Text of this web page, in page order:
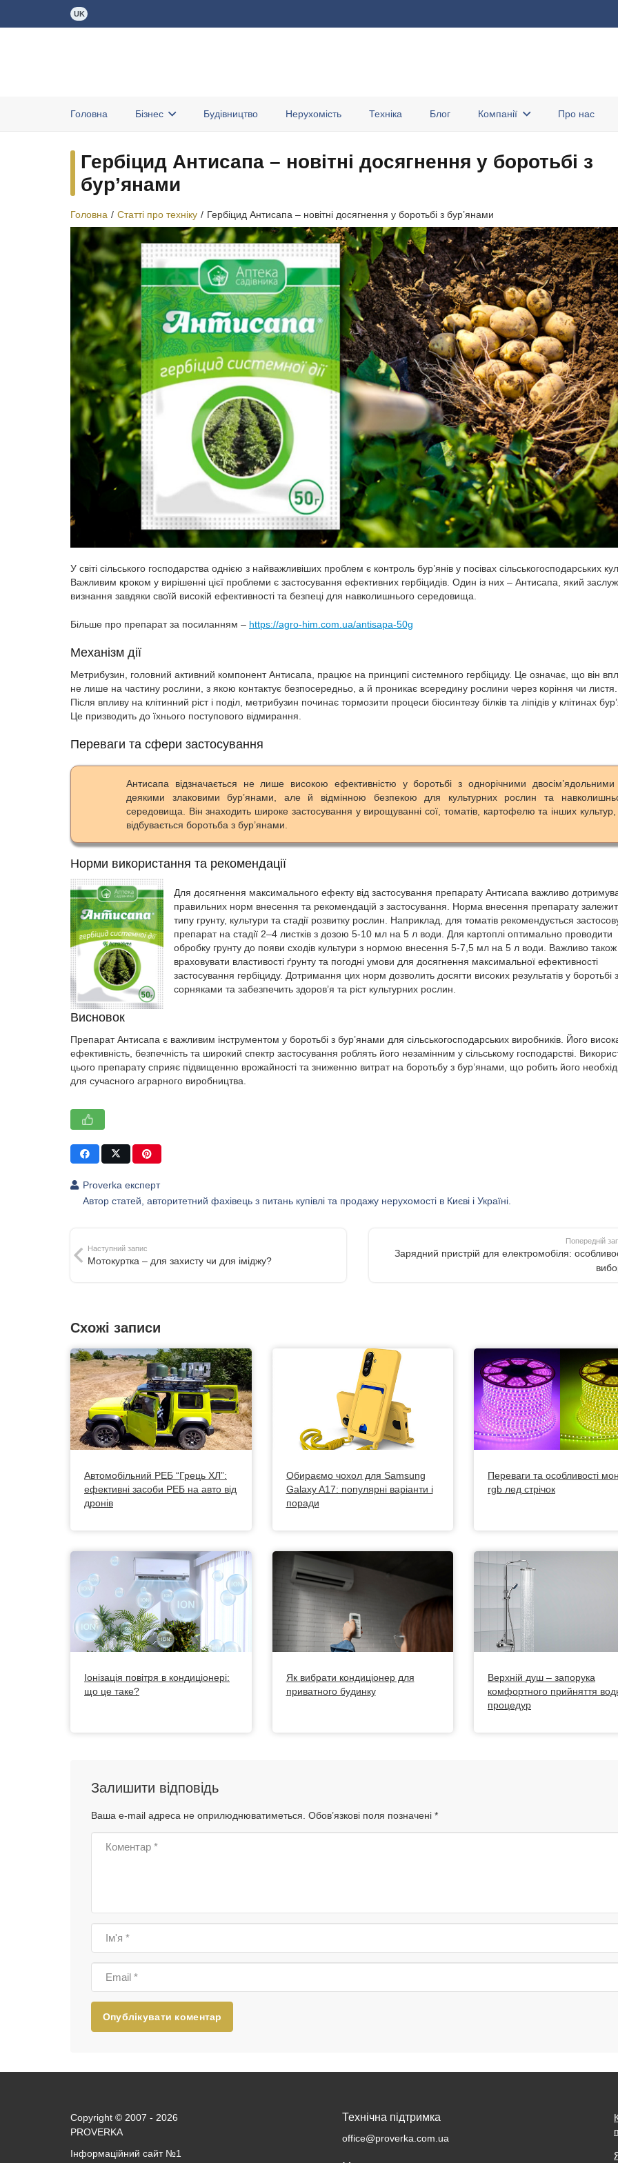
UK
Головна Бізнес Будівництво Нерухомість Техніка Блог Компанії Про нас
Гербіцид Антисапа – новітні досягнення у боротьбі з
бур’янами
Головна / Статті про техніку / Гербіцид Антисапа – новітні досягнення у боротьбі з бур’янами
У світі сільського господарства однією з найважливіших проблем є контроль бур’янів у посівах сільськогосподарських
Важливим кроком у вирішенні цієї проблеми є застосування ефективних гербіцидів. Один із них – Антисапа, який
визнання завдяки своїй високій ефективності та безпеці для навколишнього середовища.
Більше про препарат за посиланням – https://agro-him.com.ua/antisapa-50g
Механізм дії
Метрибузин, головний активний компонент Антисапа, працює на принципі системного гербіциду. Це означає, що він
не лише на частину рослини, з якою контактує безпосередньо, а й проникає всередину рослини через коріння чи листя.
Після впливу на клітинний ріст і поділ, метрибузин починає тормозити процеси біосинтезу білків та ліпідів у клітинах
Це призводить до їхнього поступового відмирання.
Переваги та сфери застосування
Антисапа відзначається не лише високою ефективністю у боротьбі з однорічними двосім’ядольними
деякими злаковими бур’янами, але й відмінною безпекою для культурних рослин та
середовища. Він знаходить широке застосування у вирощуванні сої, томатів, картофелю та інших
відбувається боротьба з бур’янами.
Норми використання та рекомендації
Для досягнення максимального ефекту від застосування препарату Антисапа важливо
правильних норм внесення та рекомендацій з застосування. Норма внесення препарату
типу грунту, культури та стадії розвитку рослин. Наприклад, для томатів рекомендується
препарат на стадії 2–4 листків з дозою 5-10 мл на 5 л води. Для картоплі оптимально проводити
обробку грунту до появи сходів культури з нормою внесення 5-7,5 мл на 5 л води. Важливо також
враховувати властивості ґрунту та погодні умови для досягнення максимальної ефективності
застосування гербіциду. Дотримання цих норм дозволить досягти високих результатів у боротьбі
сорняками та забезпечить здоров’я та ріст культурних рослин.
Висновок
Препарат Антисапа є важливим інструментом у боротьбі з бур’янами для сільськогосподарських виробників. Його
ефективність, безпечність та широкий спектр застосування роблять його незамінним у сільському господарстві.
цього препарату сприяє підвищенню врожайності та зниженню витрат на боротьбу з бур’янами, що робить його
для сучасного аграрного виробництва.
Proverka експерт
Автор статей, авторитетний фахівець з питань купівлі та продажу нерухомості в Києві і Україні.
Наступний запис
Мотокуртка – для захисту чи для іміджу?
Попередній
Зарядний пристрій для електромобіля:
Схожі записи
Автомобільний РЕБ “Грець ХЛ”:
ефективні засоби РЕБ на авто від
дронів
Обираємо чохол для Samsung
Galaxy A17: популярні варіанти і
поради
Переваги та особливості
rgb лед стрічок
Іонізація повітря в кондиціонері:
що це таке?
Як вибрати кондиціонер для
приватного будинку
Верхній душ – запорука
комфортного прийняття
процедур
Залишити відповідь
Ваша e-mail адреса не оприлюднюватиметься. Обов’язкові поля позначені *
Опублікувати коментар
Copyright © 2007 - 2026
PROVERKA
Інформаційний сайт №1
Технічна підтримка
office@proverka.com.ua